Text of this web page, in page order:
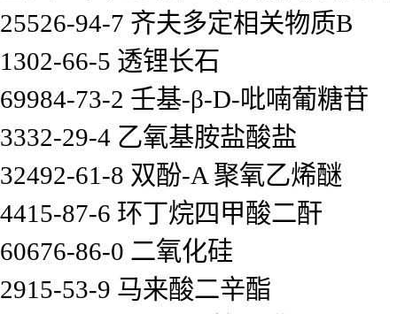
25526-94-7 齐夫多定相关物质B
1302-66-5 透锂长石
69984-73-2 壬基-β-D-吡喃葡糖苷
3332-29-4 乙氧基胺盐酸盐
32492-61-8 双酚-A 聚氧乙烯醚
4415-87-6 环丁烷四甲酸二酐
60676-86-0 二氧化硅
2915-53-9 马来酸二辛酯